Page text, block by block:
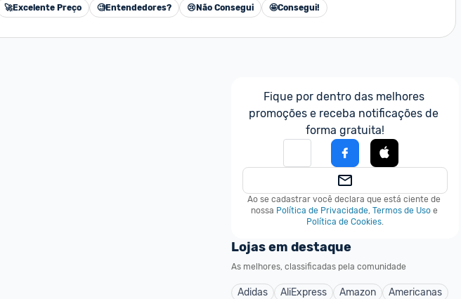
Acabei de comprar este aqui, só que na versão usb-c.
maiores que cobrem as orelhas).
🚀Excelente Preço 🧐Entendedores? 😢 Não Consegui 🤩Consegui!
Fique por dentro das melhores
promoções e receba notificações de
forma gratuita!
Ao se cadastrar você declara que está ciente de
nossa Política de Privacidade, Termos de Uso e
Política de Cookies.
Lojas em destaque
As melhores, classificadas pela comunidade
Adidas AliExpress Amazon
Americanas